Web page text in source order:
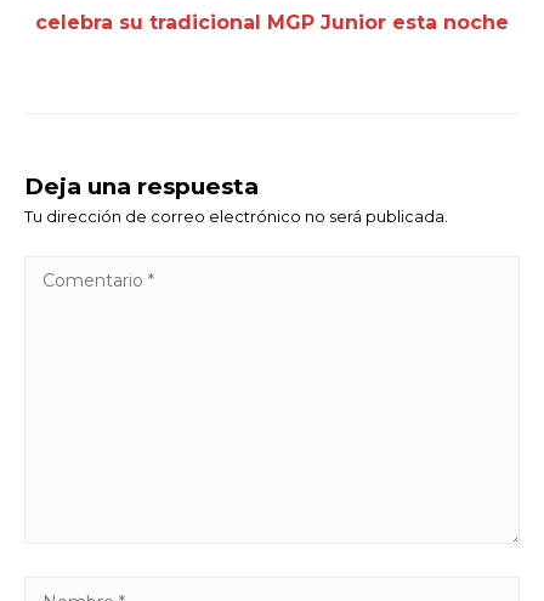
celebra su tradicional MGP Junior esta noche
Deja una respuesta
Tu dirección de correo electrónico no será publicada.